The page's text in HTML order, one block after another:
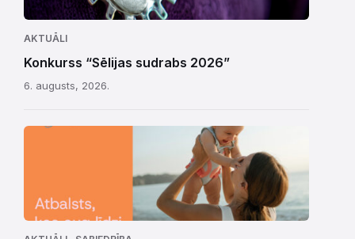
AKTUĀLI
Konkurss “Sēlijas sudrabs 2026”
6. augusts, 2026.